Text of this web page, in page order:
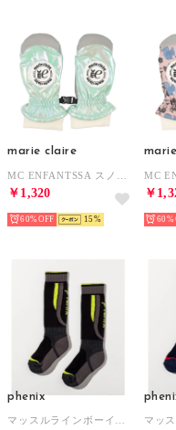
marie claire
￥1,320
60% 15
￥
60%
phenix